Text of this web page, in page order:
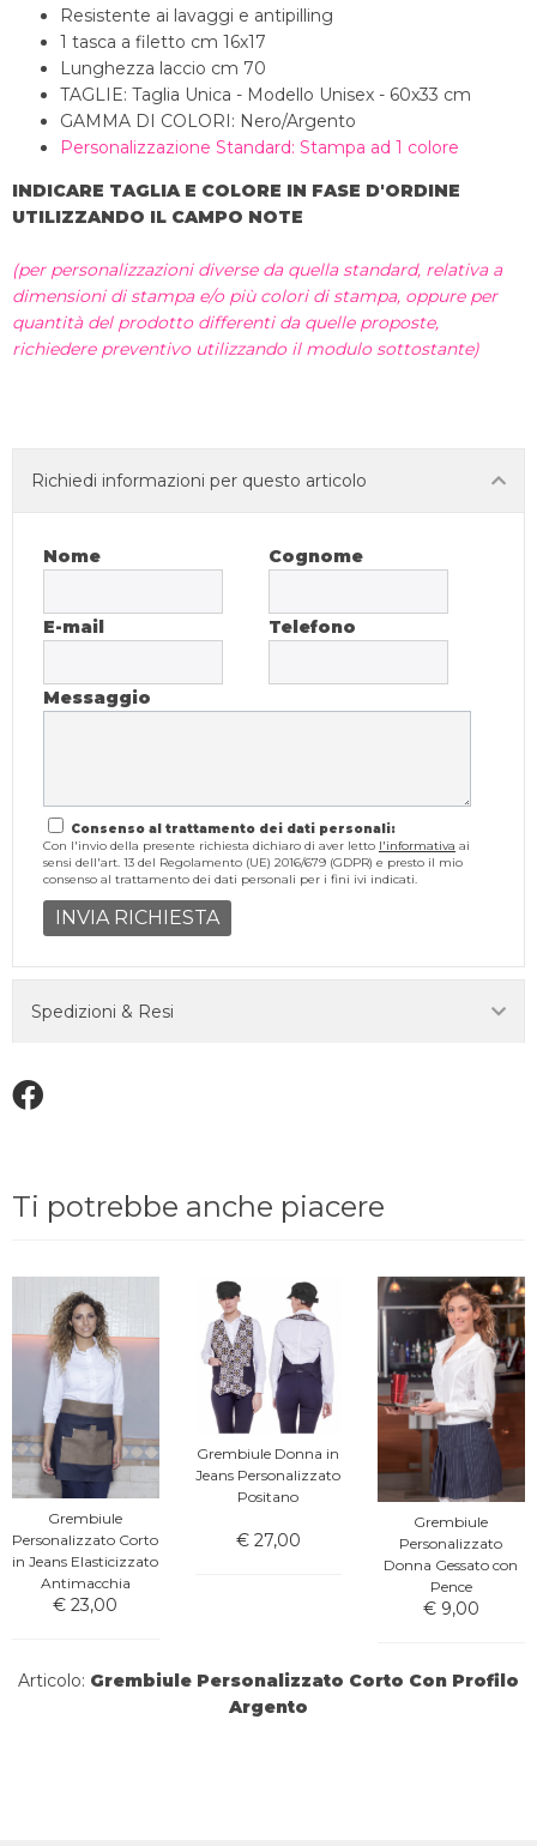
Resistente ai lavaggi e antipilling
1 tasca a filetto cm 16x17
Lunghezza laccio cm 70
TAGLIE: Taglia Unica - Modello Unisex - 60x33 cm
GAMMA DI COLORI: Nero/Argento
Personalizzazione Standard: Stampa ad 1 colore
INDICARE TAGLIA E COLORE IN FASE D'ORDINE
UTILIZZANDO IL CAMPO NOTE
(per personalizzazioni diverse da quella standard, relativa a
dimensioni di stampa e/o più colori di stampa, oppure per
quantità del prodotto differenti da quelle proposte,
richiedere preventivo utilizzando il modulo sottostante)
Richiedi informazioni per questo articolo
Nome Cognome
E-mail Telefono
Messaggio
Consenso al trattamento dei dati personali:
Con l'invio della presente richiesta dichiaro di aver letto l'informativa ai
sensi dell'art. 13 del Regolamento (UE) 2016/679 (GDPR) e presto il mio
consenso al trattamento dei dati personali per i fini ivi indicati.
INVIA RICHIESTA
Spedizioni & Resi
Ti potrebbe anche piacere
Grembiule
Personalizzato Corto
in Jeans Elasticizzato
Antimacchia
€ 23,00
Grembiule Donna in
Jeans Personalizzato
Positano
€ 27,00
Grembiule
Personalizzato
Donna Gessato con
Pence
€ 9,00
Articolo: Grembiule Personalizzato Corto Con Profilo
Argento